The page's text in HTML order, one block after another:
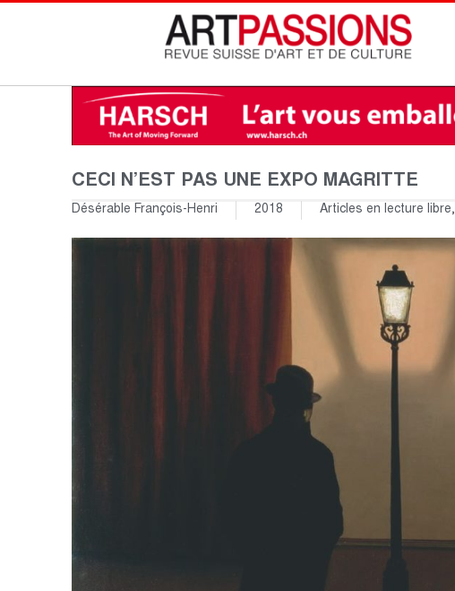
CECI N’EST PAS UNE EXPO MAGRITTE
Désérable François-Henri 2018 Articles en lecture libre,